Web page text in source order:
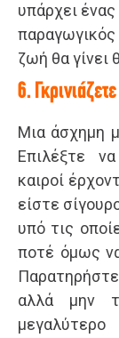
υπάρχει
ζωή θα γίνει
6.
Μια άσχημη
Επιλέξτε
καιροί
είστε
υπό τις
ποτέ όμως
αλλά μην